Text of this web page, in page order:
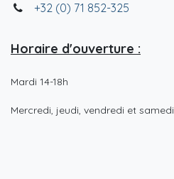
+32 (0) 71 852-325
Horaire d'ouverture :
Mardi 14-18h
Mercredi, jeudi, vendredi et samedi